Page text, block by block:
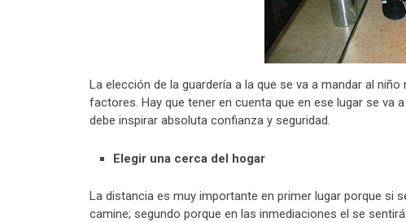
La elección de la guardería a la que se va a mandar al
factores. Hay que tener en cuenta que en ese lugar se va
debe inspirar absoluta confianza y seguridad.
Elegir una cerca del hogar
La distancia es muy importante en primer lugar porque si
camine; segundo porque en las inmediaciones el se